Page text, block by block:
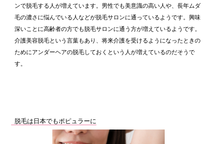
ンで脱毛する人が増えています。男性でも美意識の高い人や、長年ムダ
毛の濃さに悩んでいる人などが脱毛サロンに通っているようです。興味
深いことに高齢者の方でも脱毛サロンに通う方が増えているようです。
介護美容脱毛という言葉もあり、将来介護を受けるようになったときの
ためにアンダーヘアの脱毛しておくという人が増えているのだそうで
す。
脱毛は日本でもポピュラーに